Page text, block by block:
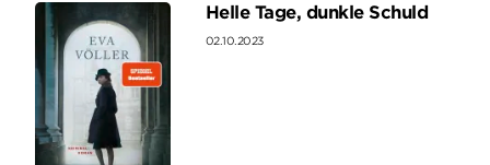
Helle Tage, dunkle Schuld
02.10.2023